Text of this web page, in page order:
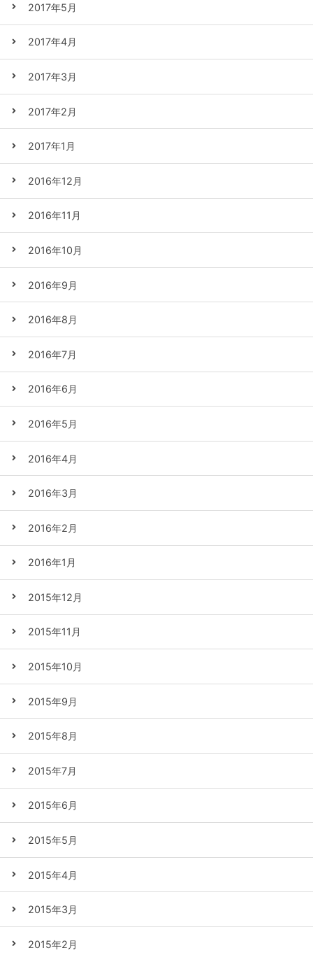
2017年5月
2017年4月
2017年3月
2017年2月
2017年1月
2016年12月
2016年11月
2016年10月
2016年9月
2016年8月
2016年7月
2016年6月
2016年5月
2016年4月
2016年3月
2016年2月
2016年1月
2015年12月
2015年11月
2015年10月
2015年9月
2015年8月
2015年7月
2015年6月
2015年5月
2015年4月
2015年3月
2015年2月